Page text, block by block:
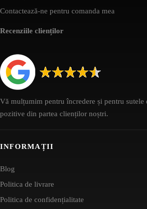
Contactează-ne pentru comanda mea
Recenziile clienților
Vă mulțumim pentru încredere și pentru sutele
pozitive din partea clienților noștri.
INFORMAȚII
Blog
Politica de livrare
Politica de confidențialitate